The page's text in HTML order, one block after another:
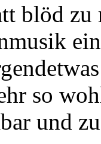
blöd
so
und